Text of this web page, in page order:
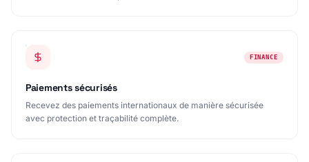
FINANCE
Paiements sécurisés
Recevez des paiements internationaux de manière sécurisée
avec protection et traçabilité complète.